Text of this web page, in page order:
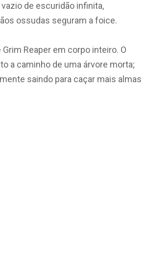
de escuridão infinita,
ossudas seguram a foice.
Reaper em corpo inteiro. O
a caminho de uma árvore morta;
saindo para caçar mais almas